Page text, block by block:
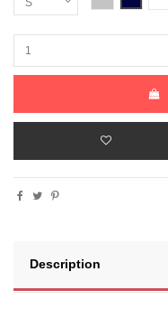
Description